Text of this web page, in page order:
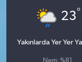
23°
Yakınlarda Yer Yer
Nem: %81